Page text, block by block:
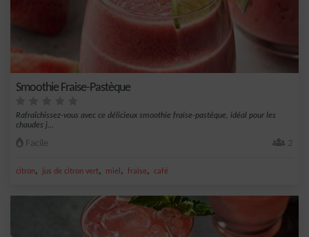
Smoothie Fraise-Pastèque
Rafraîchissez-vous avec ce délicieux smoothie fraise-pastèque, idéal pour les
chaudes j...
Facile 2
citron, jus de citron vert, miel , fraise, café